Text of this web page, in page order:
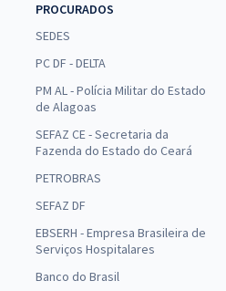
PROCURADOS
SEDES
PC DF - DELTA
PM AL - Polícia Militar do Estado
de Alagoas
SEFAZ CE - Secretaria da
Fazenda do Estado do Ceará
PETROBRAS
SEFAZ DF
EBSERH - Empresa Brasileira de
Serviços Hospitalares
Banco do Brasil